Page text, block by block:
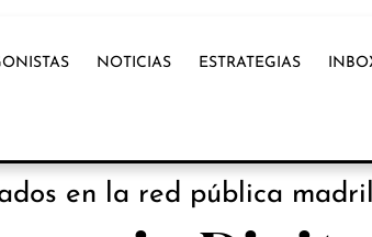
NOTICIAS ESTRATEGIAS
en la red pública